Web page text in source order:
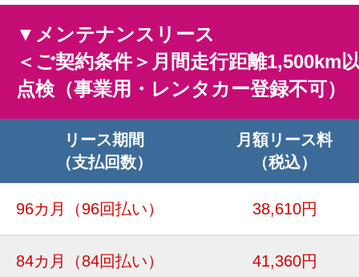
▼メンテナンスリース
＜ご契約条件＞月間走行距離1,500km
点検（事業用・レンタカー登録不可）
リース期間
（支払回数）
月額リース料
（税込）
96カ月 （96回払い） 38,610円
84カ月 （84回払い） 41,360円